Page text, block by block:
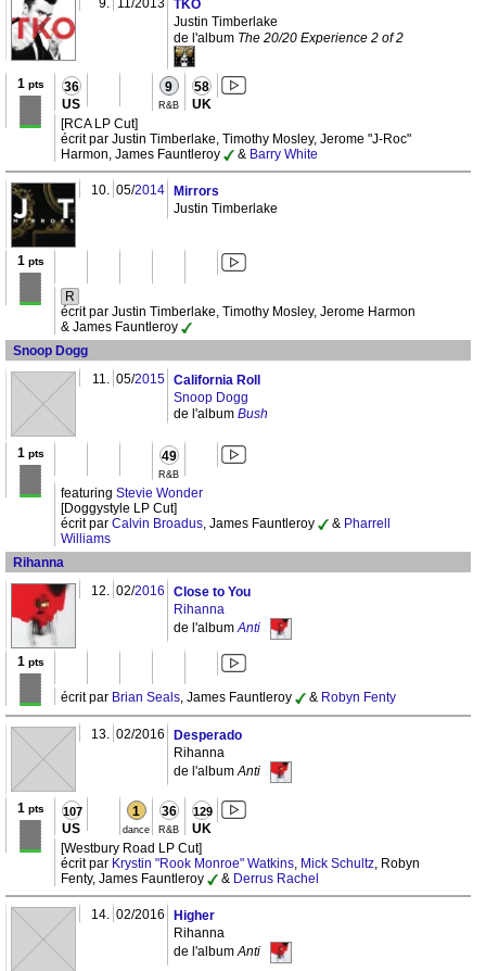
9. 11/2013
TKO
Justin Timberlake
de l'album The 20/20 Experience 2 of 2
1 pts 36
US
9
R&B
58
UK
[RCA LP Cut]
écrit par Justin Timberlake, Timothy Mosley, Jerome "J-Roc"
Harmon, James Fauntleroy
& Barry White
10. 05/2014
Mirrors
Justin Timberlake
1 pts
R
écrit par Justin Timberlake, Timothy Mosley, Jerome Harmon
& James Fauntleroy
Snoop Dogg
11. 05/2015 California Roll
Snoop Dogg
de l'album Bush
1 pts 49
R&B
featuring Stevie Wonder
[Doggystyle LP Cut]
écrit par Calvin Broadus, James Fauntleroy & Pharrell
Williams
Rihanna
12. 02/2016
Close to You
Rihanna
de l'albumAnti
1 pts
écrit par Brian Seals, James Fauntleroy & Robyn Fenty
13. 02/2016
Desperado
Rihanna
de l'albumAnti
1 pts
107
US
1
dance
36
R&B
129
UK
[Westbury Road LP Cut]
écrit par Krystin "Rook Monroe" Watkins, Mick Schultz, Robyn
Fenty, James Fauntleroy
& Derrus Rachel
14. 02/2016
Higher
Rihanna
de l'albumAnti